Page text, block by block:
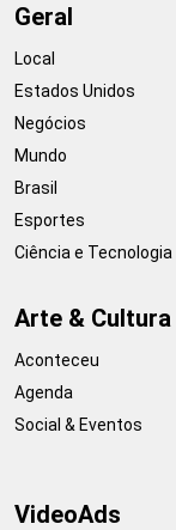
Geral
Local
Estados Unidos
Negócios
Mundo
Brasil
Esportes
Ciência e Tecnologia
Arte & Cultura
Aconteceu
Agenda
Social & Eventos
VideoAds